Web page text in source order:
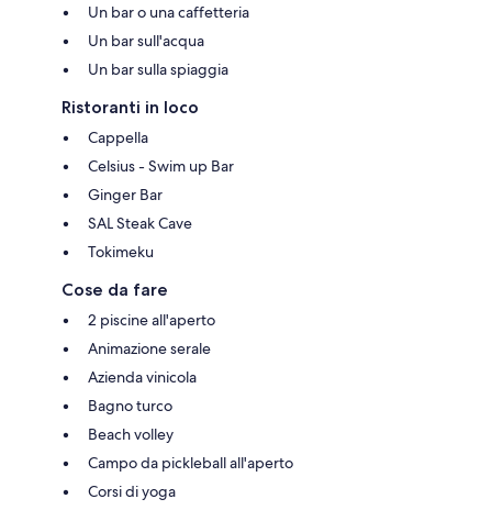
Un bar o una caffetteria
Un bar sull'acqua
Un bar sulla spiaggia
Ristoranti in loco
Cappella
Celsius - Swim up Bar
Ginger Bar
SAL Steak Cave
Tokimeku
Cose da fare
2 piscine all'aperto
Animazione serale
Azienda vinicola
Bagno turco
Beach volley
Campo da pickleball all'aperto
Corsi di yoga